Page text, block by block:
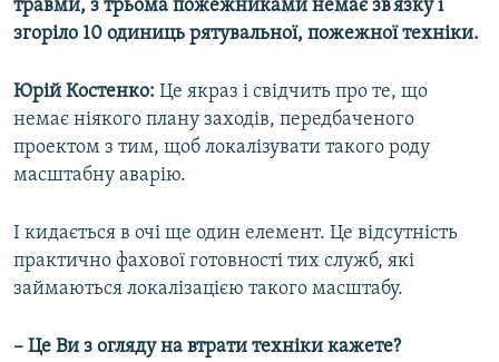
травми, з трьома пожежниками немає зв’язку і
згоріло 10 одиниць рятувальної, пожежної техніки.
Юрій Костенко: Це якраз і свідчить про те, що
немає ніякого плану заходів, передбаченого
проектом з тим, щоб локалізувати такого роду
масштабну аварію.
І кидається в очі ще один елемент. Це відсутність
практично фахової готовності тих служб, які
займаються локалізацією такого масштабу.
– Це Ви з огляду на втрати техніки кажете?